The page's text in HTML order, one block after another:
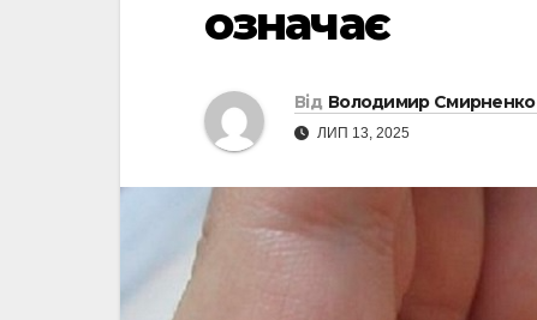
означає
Від Володимир Смирненко
ЛИП 13, 2025